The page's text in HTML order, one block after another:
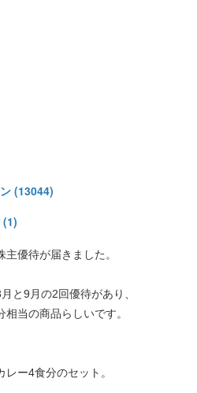
(13044)
優待が届きました。
と9月の2回優待があり、
当の商品らしいです。
ー4食分のセット。